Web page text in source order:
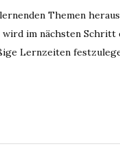
Themen
im nächsten Schritt
Lernzeiten